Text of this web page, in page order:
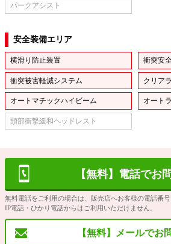
パークアシスト
安全装備エリア
横滑り防止装置 衝突安
衝突被害軽減システム クリア
オートマチックハイビーム オート
頸部衝撃緩和ヘッドレスト
【無料】電話でお
無料電話をご利用の場合は、販売店へお客様の電話番号
IP電話・ひかり電話からはご利用いただけません。
【無料】メールでお